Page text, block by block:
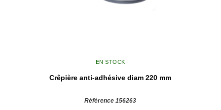
EN STOCK
Crêpière anti-adhésive diam 220 mm
Référence 156263